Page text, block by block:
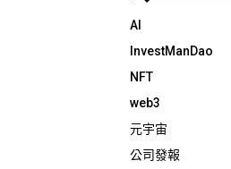
AI
InvestManDao
NFT
web3
元宇宙
公司發報